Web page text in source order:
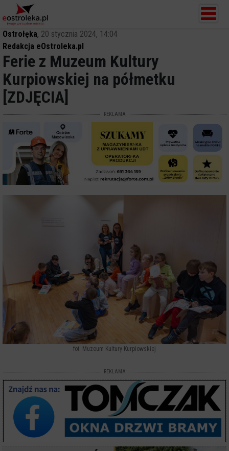
Ostrołęka, 20 stycznia 2024, 14:04
Redakcja eOstroleka.pl
Ferie z Muzeum Kultury
Kurpiowskiej na półmetku
[ZDJĘCIA]
REKLAMA
fot. Muzeum Kultury Kurpiowskiej
REKLAMA